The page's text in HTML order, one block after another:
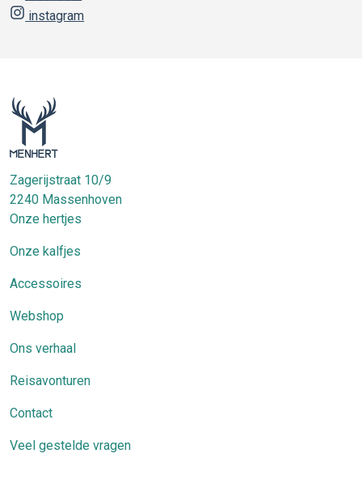
instagram
Zagerijstraat 10/9
2240 Massenhoven
Onze hertjes
Onze kalfjes
Accessoires
Webshop
Ons verhaal
Reisavonturen
Contact
Veel gestelde vragen